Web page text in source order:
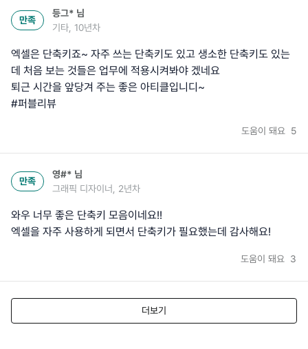
만족
등그* 님
기타, 10년차
엑셀은 단축키죠~ 자주 쓰는 단축키도 있고 생소한 단축키도 있는
데 처음 보는 것들은 업무에 적용시켜봐야 겠네요
퇴근 시간을 앞당겨 주는 좋은 아티클입니디~
#퍼블리뷰
도움이 돼요 5
만족
영#* 님
그래픽 디자이너, 2년차
와우 너무 좋은 단축키 모음이네요!!
엑셀을 자주 사용하게 되면서 단축키가 필요했는데 감사해요!
도움이 돼요 3
더보기